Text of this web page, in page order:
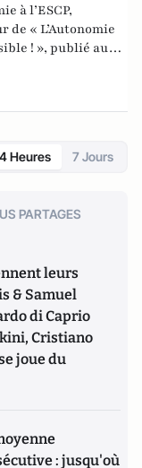
à l’ESCP,
« L’Autonomie
! », publié aux
Heures 7 Jours
PARTAGES
leurs
& Samuel
di Caprio
Cristiano
joue du
: jusqu'où